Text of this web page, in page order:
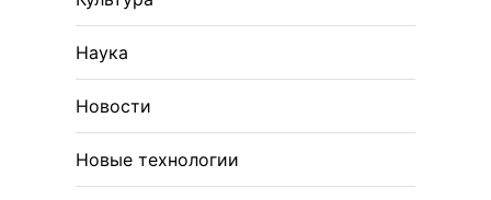
Наука
Новости
Новые технологии